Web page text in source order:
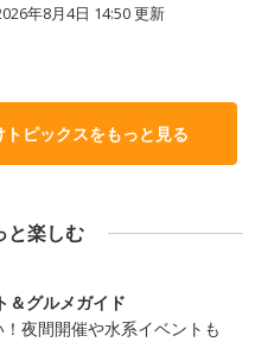
年8月4日 14:50更新
ピックスをもっと見る
と楽しむ
＆グルメガイド
夜間開催や水系イベントも